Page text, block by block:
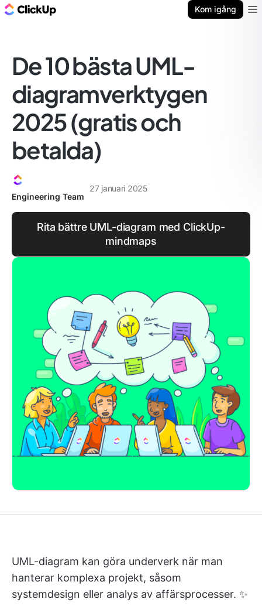
Kom igång
De 10 bästa UML-
diagramverktygen
2025 (gratis och
betalda)
Engineering Team
27 januari 2025
Rita bättre UML-diagram med ClickUp-
mindmaps
UML-diagram kan göra underverk när man
hanterar komplexa projekt, såsom
systemdesign eller analys av affärsprocesser. ✨